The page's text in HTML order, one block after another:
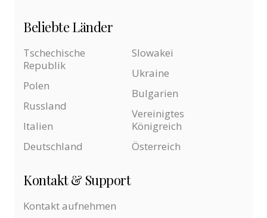
Beliebte Länder
Tschechische
Republik
Polen
Russland
Italien
Deutschland
Slowakei
Ukraine
Bulgarien
Vereinigtes
Königreich
Österreich
Kontakt & Support
Kontakt aufnehmen